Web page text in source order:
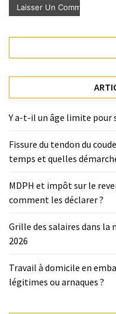
Y a-t-il un âge limite pour
Fissure du tendon du
temps et quelles
MDPH et impôt sur le
comment les déclarer ?
Grille des salaires dans
2026
Travail à domicile en
légitimes ou arnaques ?